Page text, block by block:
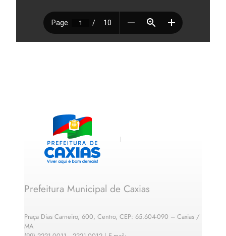
Prefeitura Municipal de Caxias
Praça Dias Carneiro, 600, Centro, CEP: 65.604-090 – Caxias /
MA